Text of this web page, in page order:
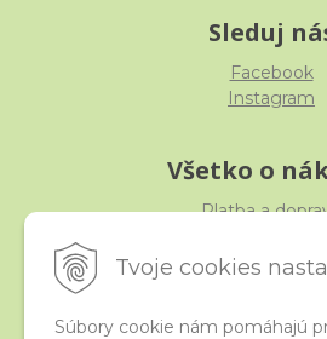
Tvoje cookies
Súbory cookie nám pomáhajú
Sleduj
Facebook
Instagram
Všetko o
Platba a
Obchodné